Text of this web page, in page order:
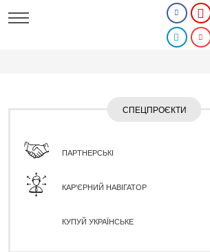
СПЕЦПРОЄКТИ
ПАРТНЕРСЬКІ
КАР'ЄРНИЙ НАВІГАТОР
КУПУЙ УКРАЇНСЬКЕ